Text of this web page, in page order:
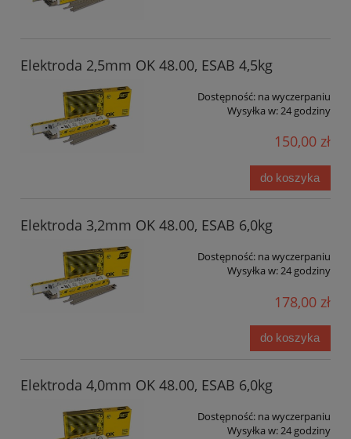
Elektroda 2,5mm OK 48.00, ESAB 4,5kg
Dostępność: na wyczerpaniu
Wysyłka w:24 godziny
150,00 zł
do koszyka
Elektroda 3,2mm OK 48.00, ESAB 6,0kg
Dostępność: na wyczerpaniu
Wysyłka w:24 godziny
178,00 zł
do koszyka
Elektroda 4,0mm OK 48.00, ESAB 6,0kg
Dostępność: na wyczerpaniu
Wysyłka w:24 godziny